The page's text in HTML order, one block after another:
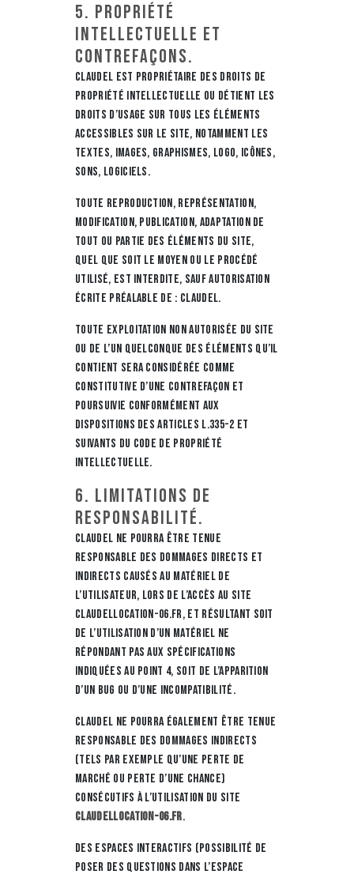
5. Propriété
intellectuelle et
contrefaçons.
CLAUDEL est propriétaire des droits de
propriété intellectuelle ou détient les
droits d’usage sur tous les éléments
accessibles sur le site, notamment les
textes, images, graphismes, logo, icônes,
sons, logiciels.
Toute reproduction, représentation,
modification, publication, adaptation de
tout ou partie des éléments du site,
quel que soit le moyen ou le procédé
utilisé, est interdite, sauf autorisation
écrite préalable de : CLAUDEL.
Toute exploitation non autorisée du site
ou de l’un quelconque des éléments qu’il
contient sera considérée comme
constitutive d’une contrefaçon et
poursuivie conformément aux
dispositions des articles L.335-2 et
suivants du Code de Propriété
Intellectuelle.
6. Limitations de
responsabilité.
CLAUDEL ne pourra être tenue
responsable des dommages directs et
indirects causés au matériel de
l’utilisateur, lors de l’accès au site
claudellocation-06.fr, et résultant soit
de l’utilisation d’un matériel ne
répondant pas aux spécifications
indiquées au point 4, soit de l’apparition
d’un bug ou d’une incompatibilité.
CLAUDEL ne pourra également être tenue
responsable des dommages indirects
(tels par exemple qu’une perte de
marché ou perte d’une chance)
consécutifs à l’utilisation du site
claudellocation-06.fr.
Des espaces interactifs (possibilité de
poser des questions dans l’espace